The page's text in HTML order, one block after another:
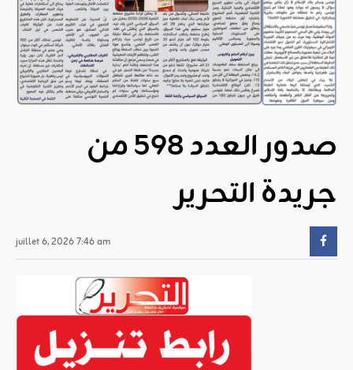
صدور العدد 598 من
جريدة التحرير
juillet 6, 2026 7:46 am